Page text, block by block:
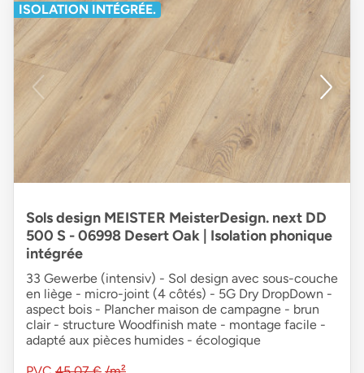
ISOLATION INTÉGRÉE.
Sols design MEISTER MeisterDesign. next DD
500 S - 06998 Desert Oak | Isolation phonique
intégrée
33 Gewerbe (intensiv) - Sol design avec sous-couche
en liège - micro-joint (4 côtés) - 5G Dry DropDown -
aspect bois - Plancher maison de campagne - brun
clair - structure Woodfinish mate - montage facile -
adapté aux pièces humides - écologique